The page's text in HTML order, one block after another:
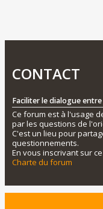
CONTACT
Faciliter le dialogue
Ce forum est à l'usage
par les questions de
C'est un lieu pour
questionnements.
En vous inscrivant sur
Charte du forum